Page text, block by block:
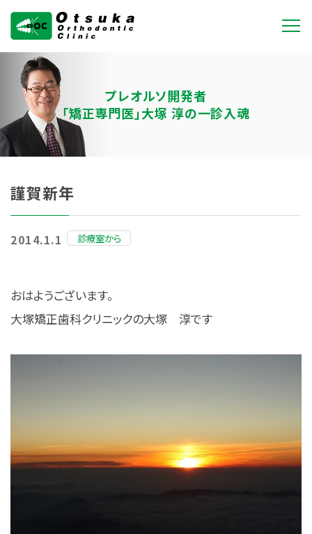
大塚矯正歯科クリニ
ック
プレオルソ開発者
「矯正専門医」大塚 淳の一診入魂
謹賀新年
2014.1.1 診療室から
おはようございます。
大塚矯正歯科クリニックの大塚 淳です